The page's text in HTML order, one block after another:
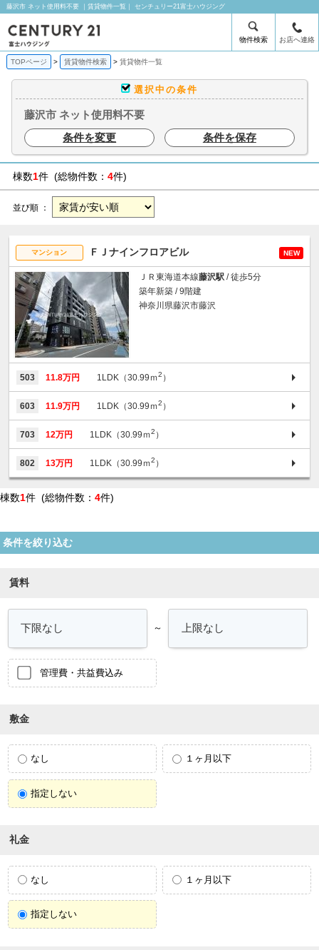
藤沢市 ネット使用料不要 ｜賃貸物件一覧｜ センチュリー21富士ハウジング
物件検索 お店へ連絡
TOPページ 賃貸物件検索 賃貸物件一覧
選択中の条件
藤沢市 ネット使用料不要
条件を変更
条件を保存
棟数1件 (総物件数： 4件)
並び順 ：
マンション ＦＪナインフロアビル NEW
ＪＲ東海道本線藤沢駅 / 徒歩5分
築年新築 / 9階建
神奈川県藤沢市藤沢
503 11.8万円 1LDK（30.99ｍ2 ）
603 11.9万円 1LDK（30.99ｍ2 ）
703 12万円 1LDK（30.99ｍ2 ）
802 13万円 1LDK（30.99ｍ2 ）
棟数1件 (総物件数： 4件)
条件を絞り込む
賃料
～
管理費・共益費込み
敷金
なし １ヶ月以下
指定しない
礼金
なし １ヶ月以下
指定しない